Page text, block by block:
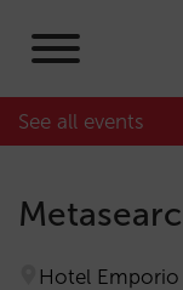
See all events
Hotel Emporio